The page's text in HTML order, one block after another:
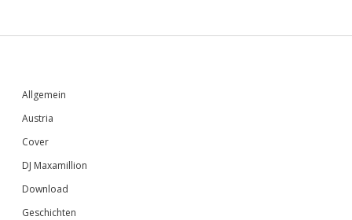
Sidebar
Allgemein
Austria
Cover
DJ Maxamillion
Download
Geschichten